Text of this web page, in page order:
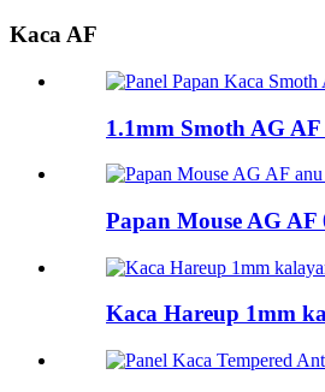
Kaca AF
1.1mm Smoth AG
Papan Mouse AG
Kaca Hareup 1mm